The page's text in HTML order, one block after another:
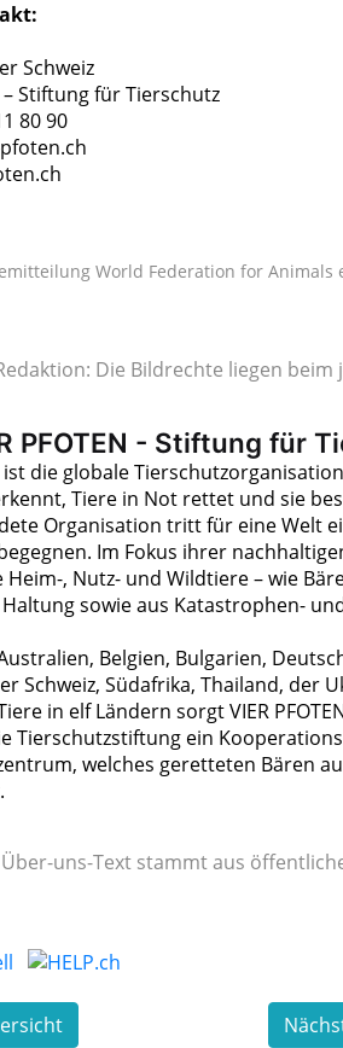
Schweiz
– Stiftung für Tierschutz
80 90
World Federation for
Die Bildrechte liegen beim
PFOTEN - Stiftung für
ist die globale
Tiere in Not rettet und sie
Organisation tritt für eine Welt
Im Fokus ihrer
Heim-, Nutz- und Wildtiere – wie
sowie aus Katastrophen-
Belgien, Bulgarien,
Schweiz, Südafrika, Thailand, der
in elf Ländern sorgt VIER
Tierschutzstiftung ein
welches geretteten Bären
uns-Text stammt aus